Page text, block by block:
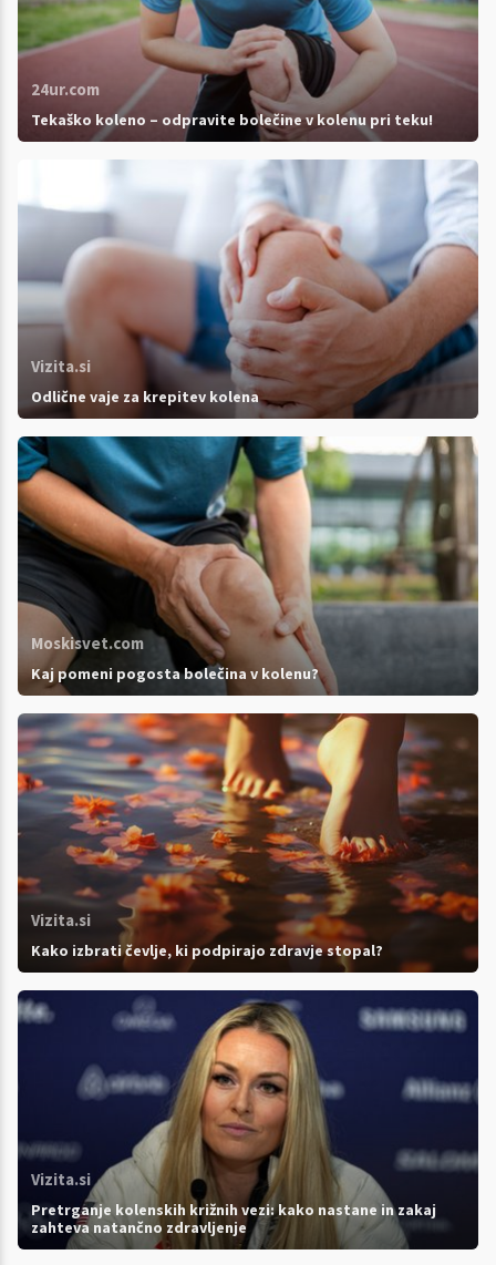
24ur.com
Tekaško koleno – odpravite bolečine v kolenu pri teku!
Vizita.si
Odlične vaje za krepitev kolena
Moskisvet.com
Kaj pomeni pogosta bolečina v kolenu?
Vizita.si
Kako izbrati čevlje, ki podpirajo zdravje stopal?
Vizita.si
Pretrganje kolenskih križnih vezi: kako nastane in zakaj
zahteva natančno zdravljenje